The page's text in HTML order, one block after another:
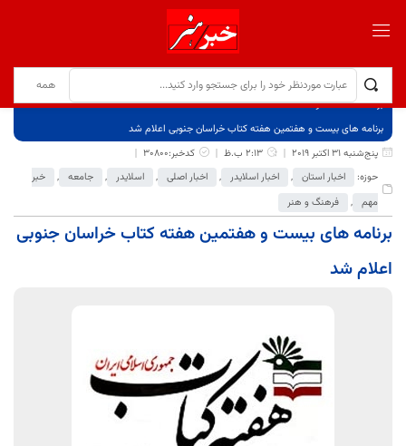
برگ نخست
نوشته‌ها
برنامه های بیست و هفتمین هفته کتاب خراسان جنوبی اعلام شد
پنج‌شنبه 31 اکتبر 2019
2:13 ب.ظ
کدخبر:30800
حوزه:
اخبار استان , اخبار اسلایدر , اخبار اصلی , اسلایدر , جامعه ,
خبر
مهم , فرهنگ و هنر
برنامه های بیست و هفتمین هفته کتاب خراسان جنوبی
اعلام شد